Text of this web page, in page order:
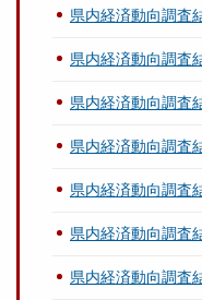
県内経済動向調査
県内経済動向調査
県内経済動向調査
県内経済動向調査
県内経済動向調査
県内経済動向調査
県内経済動向調査